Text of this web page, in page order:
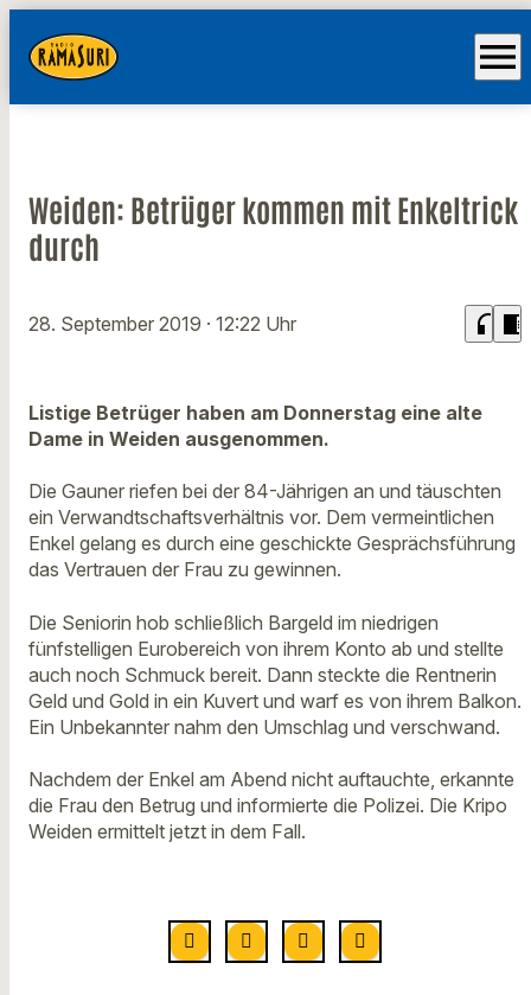
menu
Weiden: Betrüger kommen mit Enkeltrick
durch
28. September 2019 · 12:22 Uhr headphones chrome_reader_mode
Listige Betrüger haben am Donnerstag eine alte
Dame in Weiden ausgenommen.
Die Gauner riefen bei der 84-Jährigen an und täuschten
ein Verwandtschaftsverhältnis vor. Dem vermeintlichen
Enkel gelang es durch eine geschickte Gesprächsführung
das Vertrauen der Frau zu gewinnen.
Die Seniorin hob schließlich Bargeld im niedrigen
fünfstelligen Eurobereich von ihrem Konto ab und stellte
auch noch Schmuck bereit. Dann steckte die Rentnerin
Geld und Gold in ein Kuvert und warf es von ihrem Balkon.
Ein Unbekannter nahm den Umschlag und verschwand.
Nachdem der Enkel am Abend nicht auftauchte, erkannte
die Frau den Betrug und informierte die Polizei. Die Kripo
Weiden ermittelt jetzt in dem Fall.